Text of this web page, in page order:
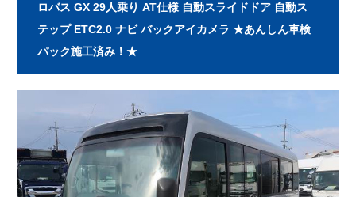
ロバス GX 29人乗り AT仕様 自動スライドドア 自動ス
テップ ETC2.0 ナビ バックアイカメラ ★あんしん車検
パック施工済み！★